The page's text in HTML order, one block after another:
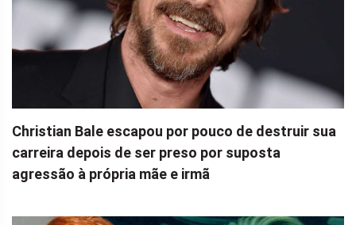
Christian Bale escapou por pouco de destruir sua
carreira depois de ser preso por suposta
agressão à própria mãe e irmã